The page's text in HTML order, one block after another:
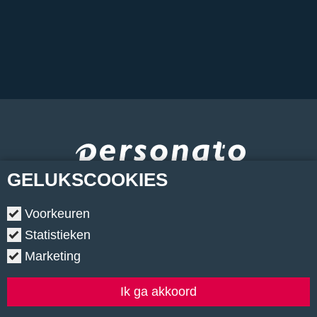
GELUKSCOOKIES
Voorkeuren
Statistieken
Marketing
Ik ga akkoord
Copyright © 2026.
Privacyverklaring • Cookiebeleid • Klachtenregeling